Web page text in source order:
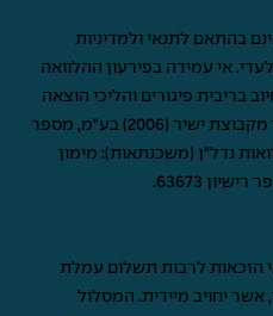
בהתאם לתנאי ולמדיניות
אי עמידה בפירעון ההלוואה
בריבית פיגורים והליכי הוצאה
לפועל. הגורם המממן: מימון ישיר מקבוצת ישיר (2006) בע"מ, מספר
בהלוואות נדל"ן (משכנתאות): מימון
63673.
הזכאות לרבות תשלום עמלת
יחויב מיידית. המסלול